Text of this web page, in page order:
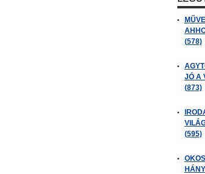
(578)
JÓ A
(873)
(595)